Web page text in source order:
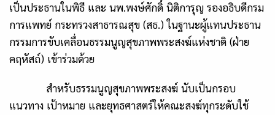
เป็นประธานในพิธี และ นพ.พงษ์ศักดิ์ นิติการุญ รองอธิบดีกรม
การแพทย์ กระทรวงสาธารณสุข (สธ.) ในฐานะผู้แทนประธาน
กรรมการขับเคลื่อนธรรมนูญสุขภาพพระสงฆ์แห่งชาติ (ฝ่าย
คฤหัสถ์) เข้าร่วมด้วย
สำหรับธรรมนูญสุขภาพพระสงฆ์ นับเป็นกรอบ
แนวทาง เป้าหมาย และยุทธศาสตร์ให้คณะสงฆ์ทุกระดับใช้